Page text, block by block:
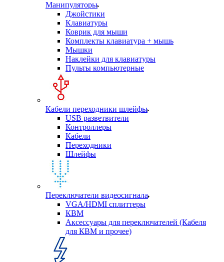
Манипуляторы
Джойстики
Клавиатуры
Коврик для мыши
Комплекты клавиатура + мышь
Мышки
Наклейки для клавиатуры
Пульты компьютерные
Кабели переходники шлейфы
USB разветвители
Контроллеры
Кабели
Переходники
Шлейфы
Переключатели видеосигнала
VGA/HDMI сплиттеры
КВМ
Аксессуары для переключателей (Кабеля
для КВМ и прочее)